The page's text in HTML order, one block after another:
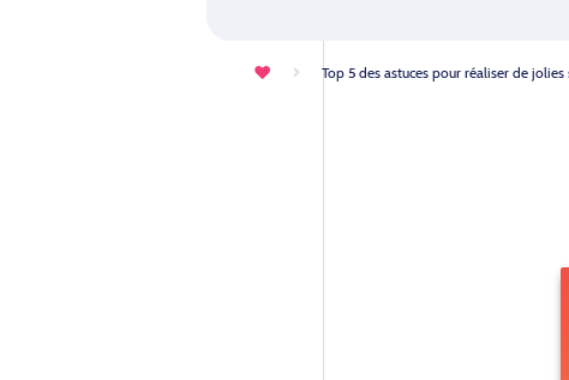
Top 5 des astuces pour réaliser de